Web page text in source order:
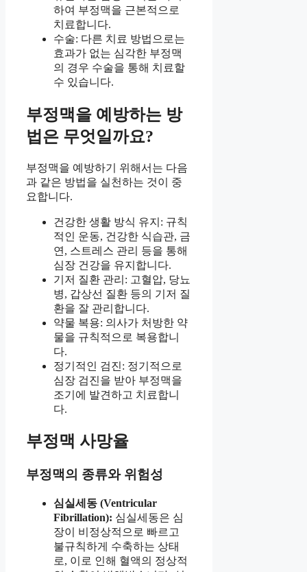
하여 부정맥을 근본적으로
치료합니다.
수술: 다른 치료 방법으로는
효과가 없는 심각한 부정맥
의 경우 수술을 통해 치료할
수 있습니다.
부정맥을 예방하는 방
법은 무엇일까요?
부정맥을 예방하기 위해서는 다음
과 같은 방법을 실천하는 것이 중
요합니다.
건강한 생활 방식 유지: 규칙
적인 운동, 건강한 식습관, 금
연, 스트레스 관리 등을 통해
심장 건강을 유지합니다.
기저 질환 관리: 고혈압, 당뇨
병, 갑상선 질환 등의 기저 질
환을 잘 관리합니다.
약물 복용: 의사가 처방한 약
물을 규칙적으로 복용합니
다.
정기적인 검진: 정기적으로
심장 검진을 받아 부정맥을
조기에 발견하고 치료합니
다.
부정맥 사망율
부정맥의 종류와 위험성
심실세동 (Ventricular
Fibrillation): 심실세동은 심
장이 비정상적으로 빠르고
불규칙하게 수축하는 상태
로, 이로 인해 혈액의 정상적